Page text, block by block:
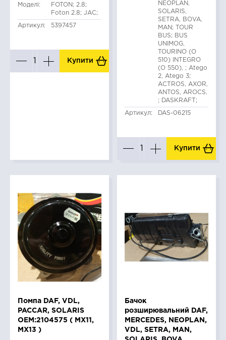
Моделі:
FOTON; 2.8;
Foton 2.8; JAC;
Артикул: 5397457
Купити
NEOPLAN,
SOLARIS,
SETRA, BOVA,
MAN; TOUR
BUS; BUS
UNIMOG,
TOURINO (O
510) INTEGRO
(O 550), ; Atego
2, Atego 3;
ACTROS, AXOR,
ANTOS, AROCS,
; DASKRAFT;
Артикул: DAS-06215
Купити
Помпа DAF, VDL,
PACCAR, SOLARIS
OEM:2104575 ( MX11,
MX13 )
Бачок
розширювальний DAF,
MERCEDES, NEOPLAN,
VDL, SETRA, MAN,